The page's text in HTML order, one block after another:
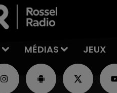
MÉDIAS JEUX